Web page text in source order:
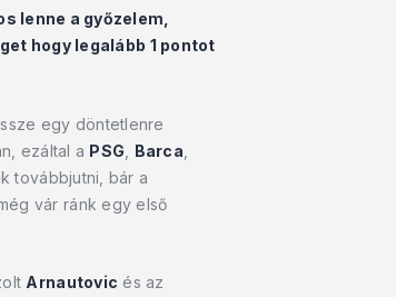
lenne a győzelem,
hogy legalább 1 pontot
egy döntetlenre
ezáltal a PSG Barca
továbbjutni, bár a
vár ránk egy első
Arnautovic és az